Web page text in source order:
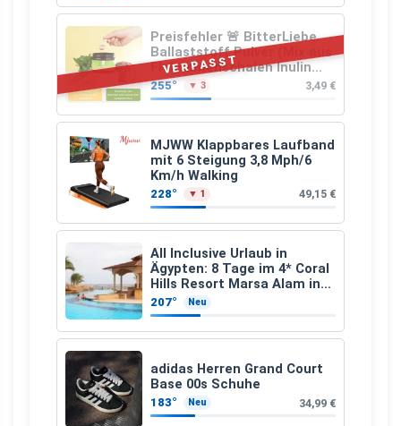
VERPASST
Preisfehler 🚨 BitterLiebe
Ballaststoff Pulver (Mix aus
Flohsamenschalen Inulin
(Präbiotika) Leinsamen &
Apfelfaser)
255° ▼ 3 3,49 €
MJWW Klappbares Laufband
mit 6 Steigung 3,8 Mph/6
Km/h Walking
228° ▼ 1 49,15 €
All Inclusive Urlaub in
Ägypten: 8 Tage im 4* Coral
Hills Resort Marsa Alam inkl.
Flüge ab 299 € p.P.
207° Neu
adidas Herren Grand Court
Base 00s Schuhe
183° Neu 34,99 €